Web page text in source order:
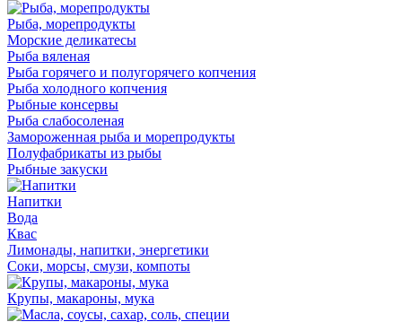
Рыба, морепродукты
Морские деликатесы
Рыба вяленая
Рыба горячего и полугорячего копчения
Рыба холодного копчения
Рыбные консервы
Рыба слабосоленая
Замороженная рыба и морепродукты
Полуфабрикаты из рыбы
Рыбные закуски
Напитки
Вода
Квас
Лимонады, напитки, энергетики
Соки, морсы, смузи, компоты
Крупы, макароны, мука